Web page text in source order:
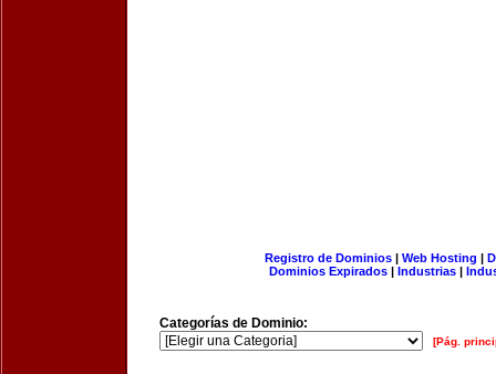
Registro de Dominios| Web Hosting |
Dominios Expirados | Industrias |
Categorías de Dominio:
[Pág.